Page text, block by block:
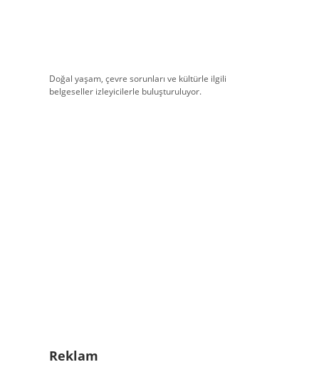
Doğal yaşam, çevre sorunları ve kültürle ilgili
belgeseller izleyicilerle buluşturuluyor.
Reklam